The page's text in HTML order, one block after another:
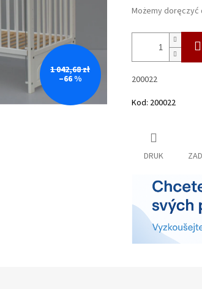
1 042,68 zł
–66 %
Możemy doręczyć
200022
Kod: 200022
DRUK